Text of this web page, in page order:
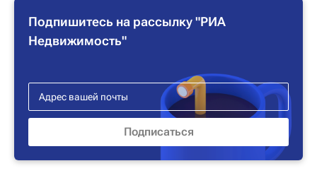
Подпишитесь на рассылку "РИА
Недвижимость"